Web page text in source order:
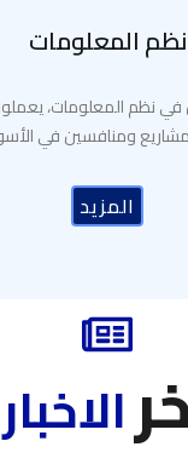
نظم المعلومات
نظم المعلومات،
ومنافسين في
المزيد
الاخبار